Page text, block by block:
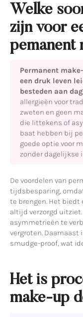
Welke
zijn voor
pemanent
Permanent
een druk leven
besteden aan
allergieën voor
zweten en geen
die littekens of
baat hebben bij
goede optie voor
zonder dagelijkse
De voordelen van
tijdsbesparing,
te brengen. Het biedt
altijd verzorgd
asymmetrieën te
vergroten.
smudge-proof, wat
Het is
make-up